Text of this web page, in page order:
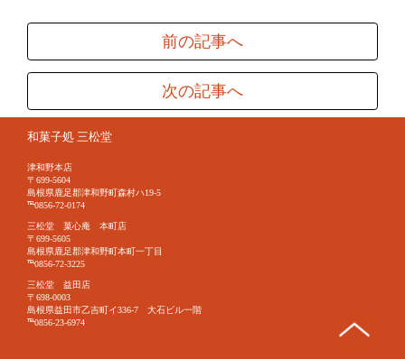
前の記事へ
次の記事へ
和菓子処 三松堂
津和野本店
〒699-5604
島根県鹿足郡津和野町森村ハ19-5
℡0856-72-0174
三松堂 菓心庵 本町店
〒699-5605
島根県鹿足郡津和野町本町一丁目
℡0856-72-3225
三松堂 益田店
〒698-0003
島根県益田市乙吉町イ336-7 大石ビル一階
℡0856-23-6974